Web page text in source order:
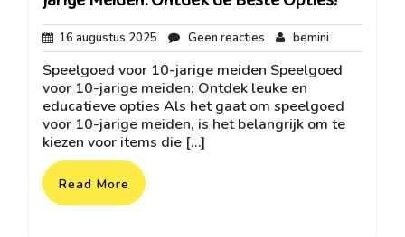
16 augustus 2025 16
augustus
2025
Geen reacties Geen
reacties
bemini
Speelgoed voor 10-jarige meiden Speelgoed
voor 10-jarige meiden: Ontdek leuke en
educatieve opties Als het gaat om speelgoed
voor 10-jarige meiden, is het belangrijk om te
kiezen voor items die […]
Read More